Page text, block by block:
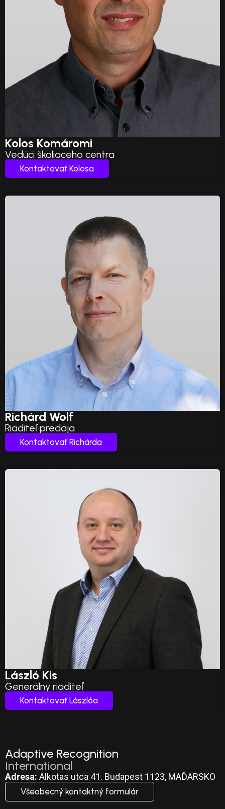
Kolos Komáromi
Vedúci školiaceho centra
Kontaktovať Kolosa
Richárd Wolf
Riaditeľ predaja
Kontaktovať Richárda
László Kis
Generálny riaditeľ
Kontaktovať Lászlóa
Adaptive Recognition
International
Adresa: Alkotas utca 41. Budapest 1123, MAĎARSKO
Všeobecný kontaktný formulár